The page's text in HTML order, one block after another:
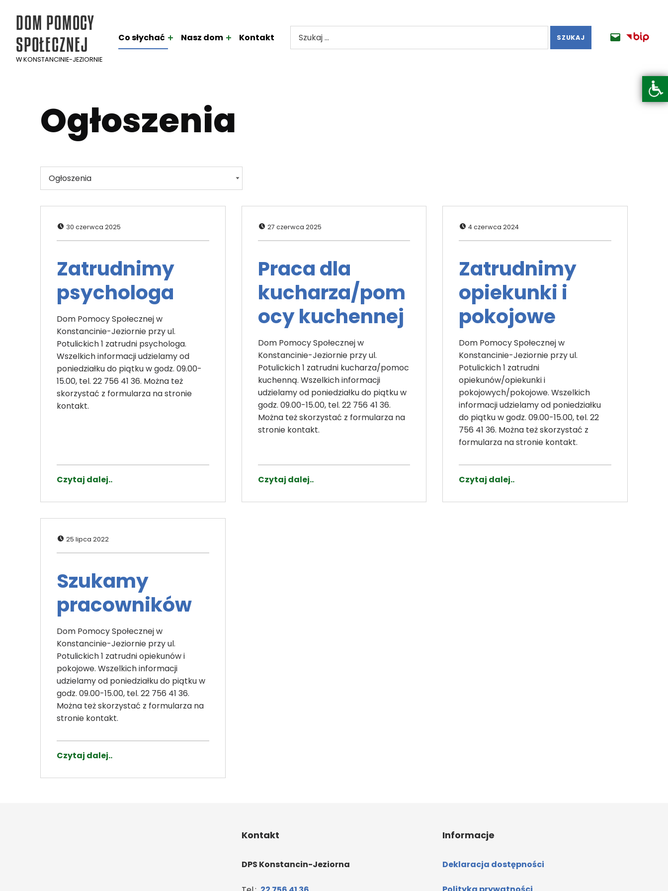
Otwórz pasek narzędzi
DOM POMOCY
SPOŁECZNEJ
W KONSTANCINIE-JEZIORNIE
Co słychać Nasz dom Kontakt Szukaj frazy:
E-mailBIP
Ogłoszenia
Kategorie
Kategorie
30 czerwca 2025
Zatrudnimy
psychologa
Dom Pomocy Społecznej w
Konstancinie-Jeziornie przy ul.
Potulickich 1 zatrudni psychologa.
Wszelkich informacji udzielamy od
poniedziałku do piątku w godz. 09.00-
15.00, tel. 22 756 41 36. Można też
skorzystać z formularza na stronie
kontakt.
Czytaj dalej..
27 czerwca 2025
Praca dla
kucharza/pom
ocy kuchennej
Dom Pomocy Społecznej w
Konstancinie-Jeziornie przy ul.
Potulickich 1 zatrudni kucharza/pomoc
kuchenną. Wszelkich informacji
udzielamy od poniedziałku do piątku w
godz. 09.00-15.00, tel. 22 756 41 36.
Można też skorzystać z formularza na
stronie kontakt.
Czytaj dalej..
4 czerwca 2024
Zatrudnimy
opiekunki i
pokojowe
Dom Pomocy Społecznej w
Konstancinie-Jeziornie przy ul.
Potulickich 1 zatrudni
opiekunów/opiekunki i
pokojowych/pokojowe. Wszelkich
informacji udzielamy od poniedziałku
do piątku w godz. 09.00-15.00, tel. 22
756 41 36. Można też skorzystać z
formularza na stronie kontakt.
Czytaj dalej..
25 lipca 2022
Szukamy
pracowników
Dom Pomocy Społecznej w
Konstancinie-Jeziornie przy ul.
Potulickich 1 zatrudni opiekunów i
pokojowe. Wszelkich informacji
udzielamy od poniedziałku do piątku w
godz. 09.00-15.00, tel. 22 756 41 36.
Można też skorzystać z formularza na
stronie kontakt.
Czytaj dalej..
Kontakt
DPS Konstancin-Jeziorna
Informacje
Deklaracja dostępności